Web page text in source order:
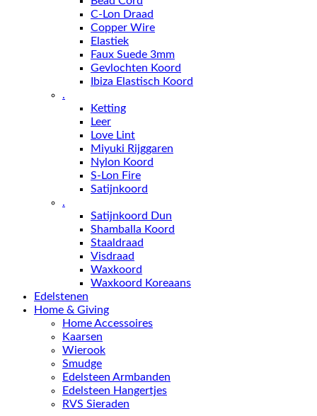
C-Lon Draad
Copper Wire
Elastiek
Faux Suede 3mm
Gevlochten Koord
Ibiza Elastisch Koord
.
Ketting
Leer
Love Lint
Miyuki Rijggaren
Nylon Koord
S-Lon Fire
Satijnkoord
.
Satijnkoord Dun
Shamballa Koord
Staaldraad
Visdraad
Waxkoord
Waxkoord Koreaans
Edelstenen
Home & Giving
Home Accessoires
Kaarsen
Wierook
Smudge
Edelsteen Armbanden
Edelsteen Hangertjes
RVS Sieraden